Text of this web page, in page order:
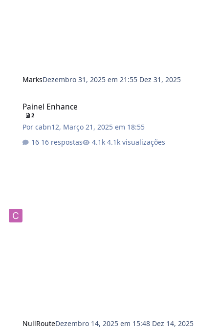
MarksDezembro 31, 2025 em 21:55 Dez 31, 2025
Painel Enhance
2
Porcabn12, Março 21, 2025 em 18:55
16 respostas
4.1k visualizações
NullRouteDezembro 14, 2025 em 15:48 Dez 14, 2025